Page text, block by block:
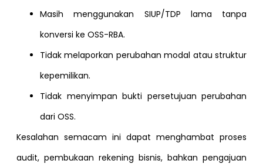
Masih menggunakan SIUP/TDP lama tanpa
konversi ke OSS-RBA.
Tidak melaporkan perubahan modal atau struktur
kepemilikan.
Tidak menyimpan bukti persetujuan perubahan
dari OSS.
Kesalahan semacam ini dapat menghambat proses
audit, pembukaan rekening bisnis, bahkan pengajuan